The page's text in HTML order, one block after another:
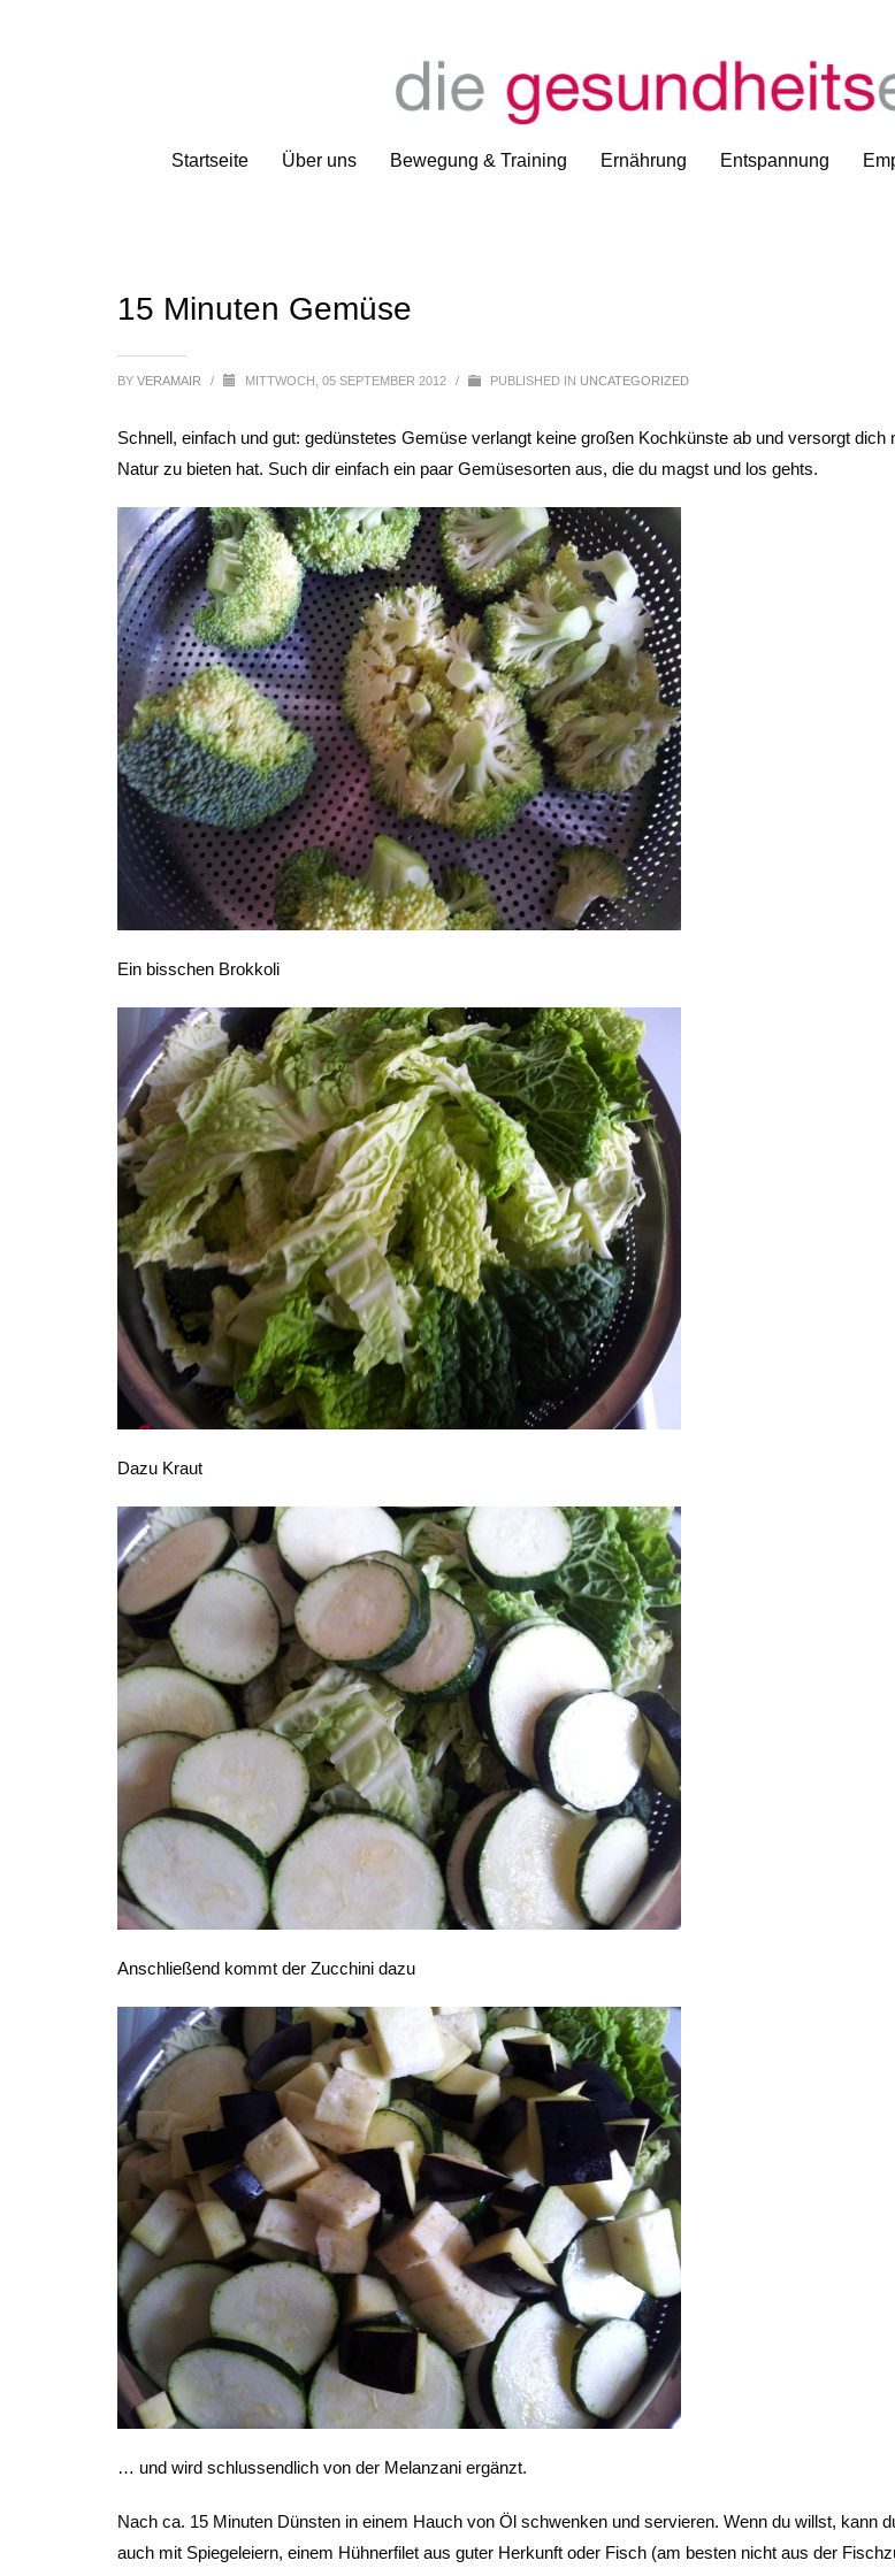
Startseite Über uns Bewegung & Training Ernährung Entspannung
15 Minuten Gemüse
BY VERAMAIR / MITTWOCH, 05 SEPTEMBER 2012 / PUBLISHED IN UNCATEGORIZED
Schnell, einfach und gut: gedünstetes Gemüse verlangt keine großen Kochkünste ab und versorgt dich
Natur zu bieten hat. Such dir einfach ein paar Gemüsesorten aus, die du magst und los gehts.
Ein bisschen Brokkoli
Dazu Kraut
Anschließend kommt der Zucchini dazu
… und wird schlussendlich von der Melanzani ergänzt.
Nach ca. 15 Minuten Dünsten in einem Hauch von Öl schwenken und servieren. Wenn du willst, kann
auch mit Spiegeleiern, einem Hühnerfilet aus guter Herkunft oder Fisch (am besten nicht aus der